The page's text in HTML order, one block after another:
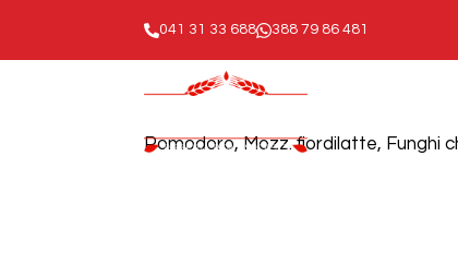
041 31 33 688 388 79 86 481
Pomodoro, Mozz. fiordilatte, Funghi